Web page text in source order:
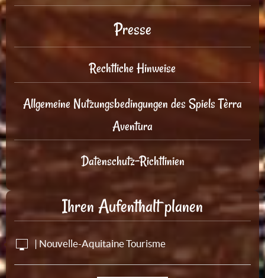
Presse
Rechtliche Hinweise
Allgemeine Nutzungsbedingungen des Spiels Tèrra
Aventura
Datenschutz-Richtlinien
Ihren Aufenthalt planen
| Nouvelle-Aquitaine Tourisme